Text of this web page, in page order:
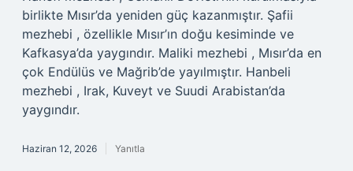
birlikte Mısır’da yeniden güç kazanmıştır. Şafii
mezhebi , özellikle Mısır’ın doğu kesiminde ve
Kafkasya’da yaygındır. Maliki mezhebi , Mısır’da en
çok Endülüs ve Mağrib’de yayılmıştır. Hanbeli
mezhebi , Irak, Kuveyt ve Suudi Arabistan’da
yaygındır.
Haziran 12, 2026 Yanıtla